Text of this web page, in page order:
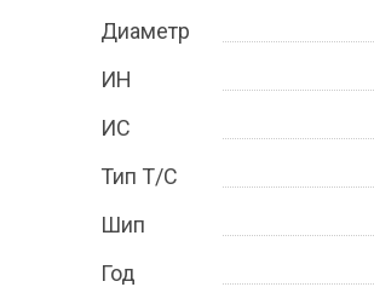
Диаметр
ИН
ИС
Тип Т/С
Шип
Год